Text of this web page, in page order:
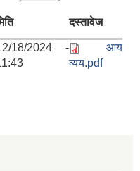
दस्तावेज
18/2024 -
आय
व्यय.pdf